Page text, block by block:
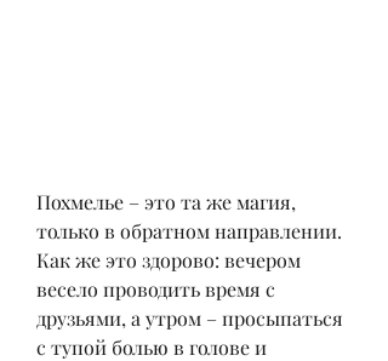
Похмелье – это та же магия,
только в обратном направлении.
Как же это здорово: вечером
весело проводить время с
друзьями, а утром – просыпаться
с тупой болью в голове и